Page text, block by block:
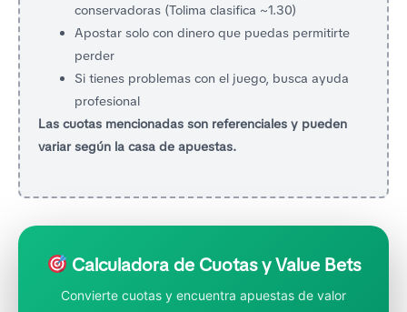
conservadoras (Tolima clasifica ~1.30)
Apostar solo con dinero que puedas permitirte
perder
Si tienes problemas con el juego, busca ayuda
profesional
Las cuotas mencionadas son referenciales y pueden
variar según la casa de apuestas.
Calculadora de Cuotas y Value Bets
Convierte cuotas y encuentra apuestas de valor